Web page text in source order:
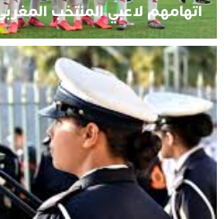
اتهامهم لاعبي المنتخب المغربي